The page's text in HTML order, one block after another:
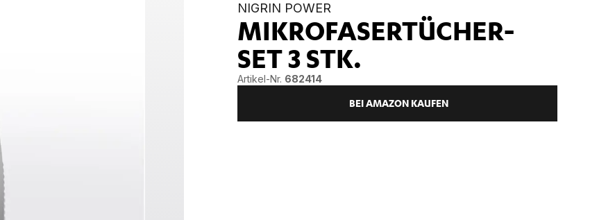
NIGRIN POWER
MIKROFASERTÜCHER-
SET3 STK.
Artikel-Nr. 682414
BEI AMAZON KAUFEN